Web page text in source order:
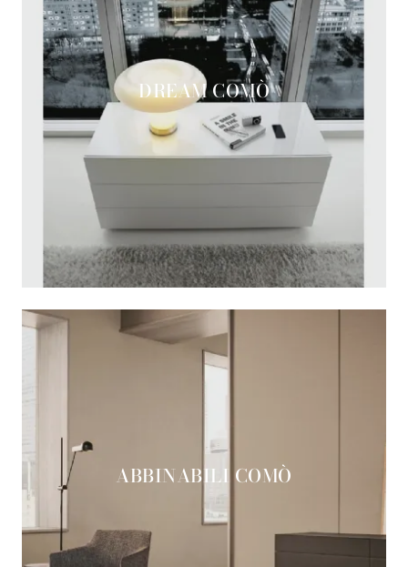
DREAM COMÒ
ABBINABILI COMÒ